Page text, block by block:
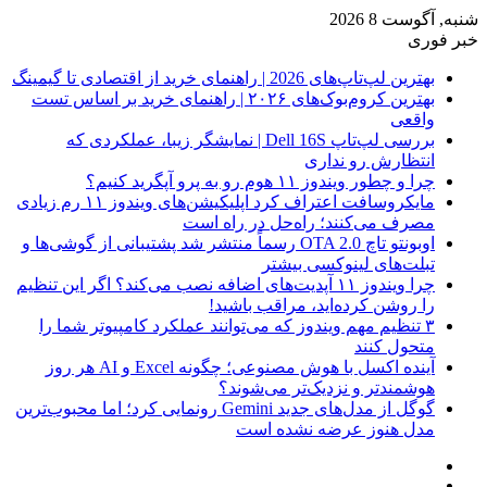
شنبه, آگوست 8 2026
خبر فوری
بهترین لپ‌تاپ‌های 2026 | راهنمای خرید از اقتصادی تا گیمینگ
بهترین کروم‌بوک‌های ۲۰۲۶ | راهنمای خرید بر اساس تست
واقعی
بررسی لپ‌تاپ Dell 16S | نمایشگر زیبا، عملکردی که
انتظارش رو نداری
چرا و چطور ویندوز ۱۱ هوم رو به پرو آپگرید کنیم؟
مایکروسافت اعتراف کرد اپلیکیشن‌های ویندوز ۱۱ رم زیادی
مصرف می‌کنند؛ راه‌حل در راه است
اوبونتو تاچ OTA 2.0 رسماً منتشر شد پشتیبانی از گوشی‌ها و
تبلت‌های لینوکسی بیشتر
چرا ویندوز ۱۱ آپدیت‌های اضافه نصب می‌کند؟ اگر این تنظیم
را روشن کرده‌اید، مراقب باشید!
۳ تنظیم مهم ویندوز که می‌توانند عملکرد کامپیوتر شما را
متحول کنند
آینده اکسل با هوش مصنوعی؛ چگونه Excel و AI هر روز
هوشمندتر و نزدیک‌تر می‌شوند؟
گوگل از مدل‌های جدید Gemini رونمایی کرد؛ اما محبوب‌ترین
مدل هنوز عرضه نشده است